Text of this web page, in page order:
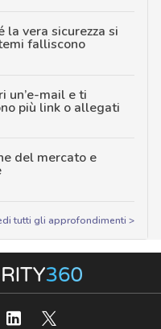
la vera sicurezza si
falliscono
un’e-mail e ti
più link o allegati
del mercato e
tutti gli approfondimenti >